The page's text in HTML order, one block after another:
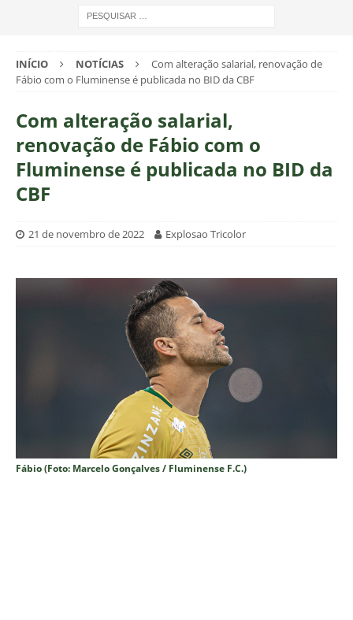
INÍCIO NOTÍCIAS
Com alteração salarial, renovação de
Fábio com o Fluminense é publicada no BID da CBF
Com alteração salarial,
renovação de Fábio com o
Fluminense é publicada no BID da
CBF
21 de novembro de 2022 Explosao Tricolor
Fábio (Foto: Marcelo Gonçalves / Fluminense F.C.)